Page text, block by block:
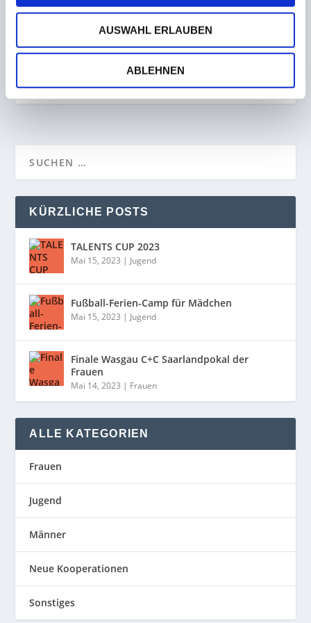
AUSWAHL ERLAUBEN
ABLEHNEN
SG Oberes Köllertal nach Sieg über JSG Bexbach
in der nächsten Runde des IKK-Jugend-
24. November 2022
KÜRZLICHE POSTS
TALENTS CUP 2023
Mai 15, 2023 | Jugend
Fußball-Ferien-Camp für Mädchen
Mai 15, 2023 | Jugend
Finale Wasgau C+C Saarlandpokal der
Frauen
Mai 14, 2023 | Frauen
ALLE KATEGORIEN
Frauen
Jugend
Männer
Neue Kooperationen
Sonstiges